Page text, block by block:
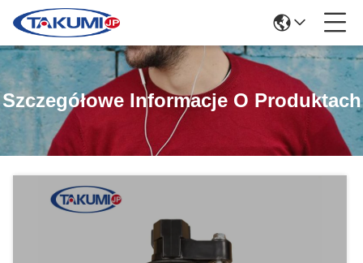
Szczegółowe Informacje O Produktach